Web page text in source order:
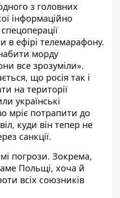
з головних
інформаційно
в ефірі телемарафону.
морду
все зрозуміли».
що росія так і
на території
українські
мріє потрапити до
куди він тепер не
санкції.
погрози. Зокрема,
Польщі, хоча й
всіх союзників